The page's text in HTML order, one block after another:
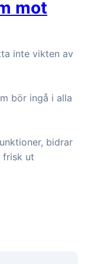
mot
inte vikten av
bör ingå i alla
bidrar
frisk ut